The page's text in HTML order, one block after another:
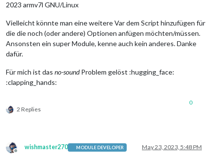
2023 armv7l GNU/Linux
Vielleicht könnte man eine weitere Var dem Script hinzufügen für
die die noch (oder andere) Optionen anfügen möchten/müssen.
Ansonsten ein super Module, kenne auch kein anderes. Danke
dafür.
Für mich ist das no-soundProblem gelöst :hugging_face:
:clapping_hands:
2 Replies
0
Offline
wishmaster270 MODULE DEVELOPER May 23, 2023, 5:48 PM